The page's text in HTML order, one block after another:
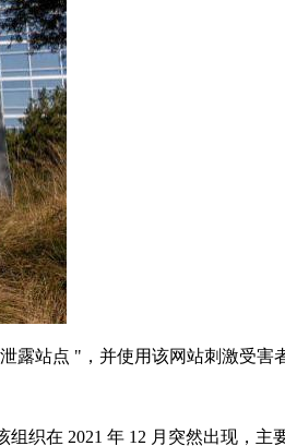
露站点 "，并使用该网站刺激受害
织在 2021 年 12 月突然出现，